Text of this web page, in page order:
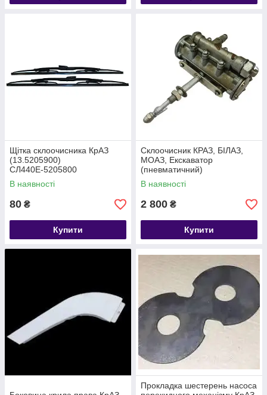
Щітка склоочисника КрАЗ
(13.5205900)
СЛ440Е-5205800
В наявності
80 ₴
Купити
Склоочисник КРАЗ, БІЛАЗ,
МОАЗ, Екскаватор
(пневматичний)
В наявності
2 800 ₴
Купити
Прокладка шестерень насоса